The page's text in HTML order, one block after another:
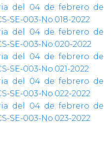
del 04 de febrero de
SE-003-No.018-2022
del 04 de febrero de
SE-003-No.020-2022
del 04 de febrero de
SE-003-No.021-2022
del 04 de febrero de
SE-003-No.022-2022
del 04 de febrero de
SE-003-No.023-2022